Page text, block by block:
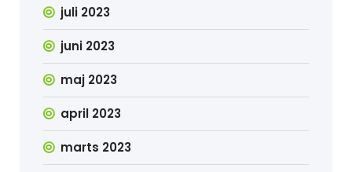
juli 2023
juni 2023
maj 2023
april 2023
marts 2023